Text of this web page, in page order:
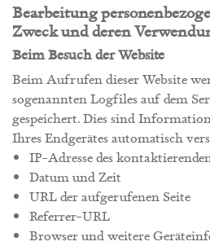
Bearbeitung
Zweck und deren
Beim Besuch der Website
Beim Aufrufen dieser Website
sogenannten Logfiles auf dem
gespeichert. Dies sind
Ihres Endgerätes automatisch
IP-Adresse des
Datum und Zeit
URL der aufgerufenen Seite
Referrer-URL
Browser und weitere